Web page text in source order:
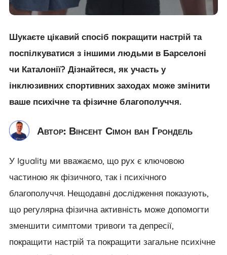
Шукаєте цікавий спосіб покращити настрій та
поспілкуватися з іншими людьми в Барселоні
чи Каталонії? Дізнайтеся, як участь у
інклюзивних спортивних заходах може змінити
ваше психічне та фізичне благополуччя.
Автор: Вінсент Сімон ван Грондель
У Iguality ми вважаємо, що рух є ключовою
частиною як фізичного, так і психічного
благополуччя. Нещодавні дослідження показують,
що регулярна фізична активність може допомогти
зменшити симптоми тривоги та депресії,
покращити настрій та покращити загальне психічне